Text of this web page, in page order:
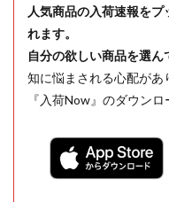
人気商品の入荷速報を
れます。
自分の欲しい商品を選ん
知に悩まされる心配があ
『入荷Now』のダウン